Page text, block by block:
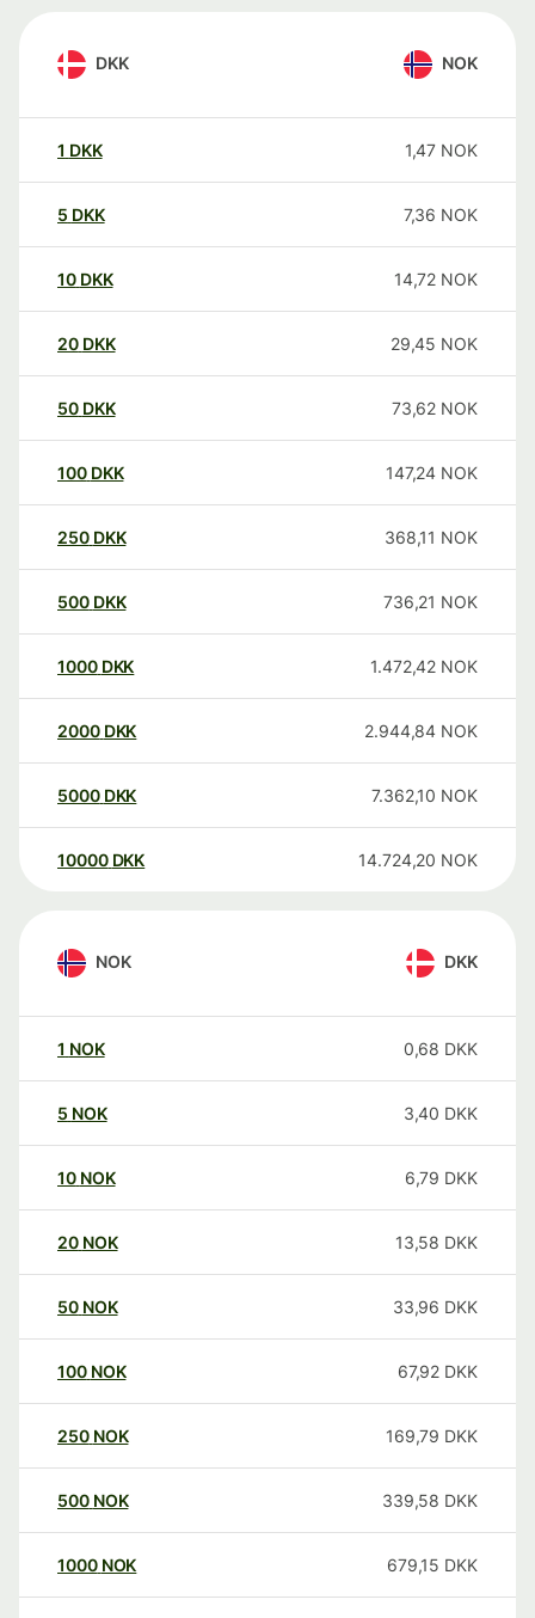
DKK NOK
1 DKK 1,47 NOK
5 DKK 7,36 NOK
10 DKK 14,72 NOK
20 DKK 29,45 NOK
50 DKK 73,62 NOK
100 DKK 147,24 NOK
250 DKK 368,11 NOK
500 DKK 736,21 NOK
1000 DKK 1.472,42 NOK
2000 DKK 2.944,84 NOK
5000 DKK 7.362,10 NOK
10000 DKK 14.724,20 NOK
NOK DKK
1 NOK 0,68 DKK
5 NOK 3,40 DKK
10 NOK 6,79 DKK
20 NOK 13,58 DKK
50 NOK 33,96 DKK
100 NOK 67,92 DKK
250 NOK 169,79 DKK
500 NOK 339,58 DKK
1000 NOK 679,15 DKK